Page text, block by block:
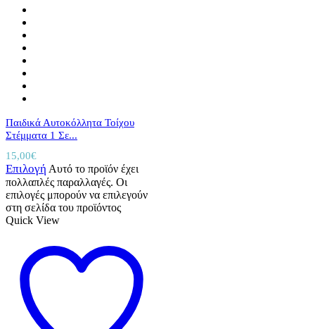
Παιδικά Αυτοκόλλητα Τοίχου
Στέμματα 1 Σε...
15,00€
Επιλογή Αυτό το προϊόν έχει
πολλαπλές παραλλαγές. Οι
επιλογές μπορούν να επιλεγούν
στη σελίδα του προϊόντος
Quick View